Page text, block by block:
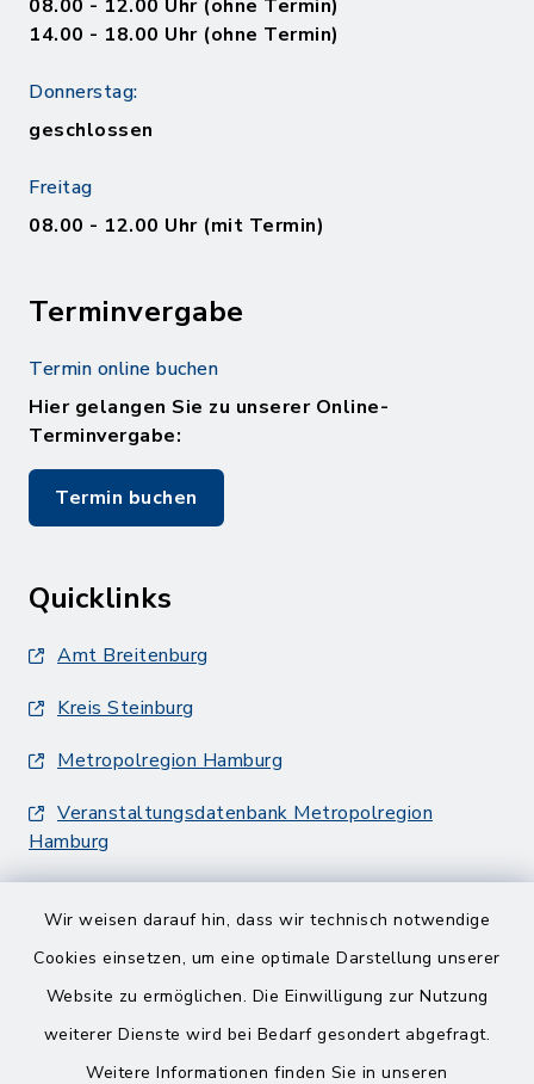
Wir weisen darauf hin, dass wir technisch notwendige
Cookies einsetzen, um eine optimale Darstellung unserer
Website zu ermöglichen. Die Einwilligung zur Nutzung
weiterer Dienste wird bei Bedarf gesondert abgefragt.
Weitere Informationen finden Sie in unseren
08.00 - 12.00 Uhr (ohne Termin)
14.00 - 18.00 Uhr (ohne Termin)
Donnerstag:
geschlossen
Freitag
08.00 - 12.00 Uhr (mit Termin)
Terminvergabe
Termin online buchen
Hier gelangen Sie zu unserer Online-
Terminvergabe:
Termin buchen
Quicklinks
Amt Breitenburg
Kreis Steinburg
Metropolregion Hamburg
Veranstaltungsdatenbank Metropolregion
Hamburg